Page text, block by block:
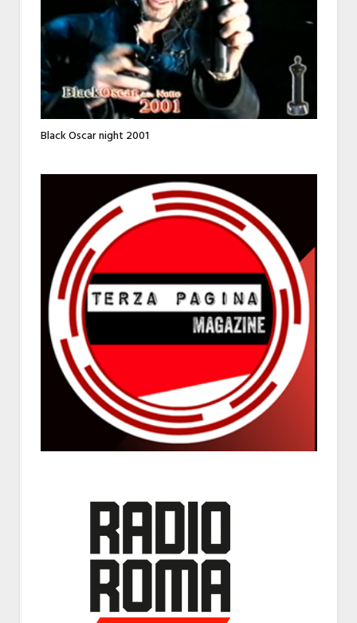
Black Oscar night 2001